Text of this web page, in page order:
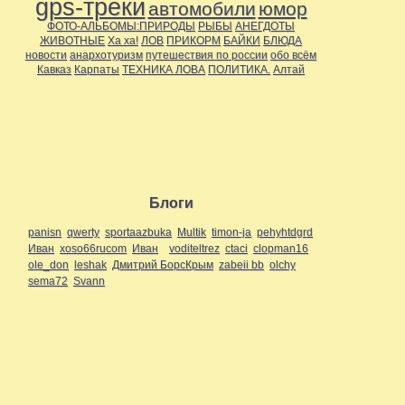
gps-треки автомобили юмор
ФОТО-АЛЬБОМЫ:ПРИРОДЫ РЫБЫ АНЕГДОТЫ
ЖИВОТНЫЕ Ха ха! ЛОВ ПРИКОРМ БАЙКИ БЛЮДА
новости анархотуризм путешествия по россии обо всём
Кавказ Карпаты ТЕХНИКА ЛОВА ПОЛИТИКА. Алтай
Блоги
panisn qwerty sportaazbuka Multik timon-ja pehyhtdgrd
Иван xoso66rucom Иван voditeltrez ctaci clopman16
ole_don leshak Дмитрий БорсКрым zabeii bb olchy
sema72 Svann